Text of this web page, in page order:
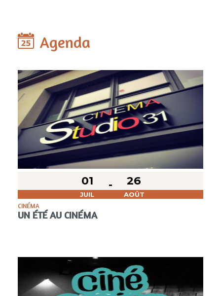
Agenda
01
JUIL
26
AOÛT
CINÉMA
UN ÉTÉ AU CINÉMA